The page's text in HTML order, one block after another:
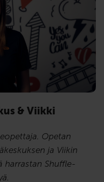
& Viikki
Opetan
ja Viikin
harrastan Shuffle-